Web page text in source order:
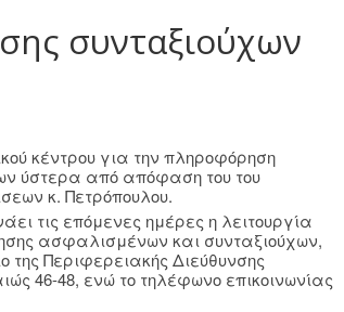
συνταξιούχων
κέντρου για την πληροφόρηση
ύστερα από απόφαση του του
κ. Πετρόπουλου.
τις επόμενες ημέρες η λειτουργία
ασφαλισμένων και συνταξιούχων,
της Περιφερειακής Διεύθυνσης
46-48, ενώ το τηλέφωνο επικοινωνίας